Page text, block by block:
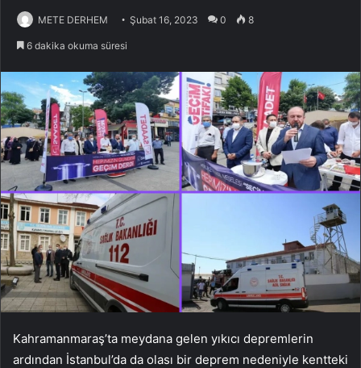
METE DERHEM Şubat 16, 2023 0 8
6 dakika okuma süresi
Kahramanmaraş’ta meydana gelen yıkıcı depremlerin
ardından İstanbul’da da olası bir deprem nedeniyle kentteki